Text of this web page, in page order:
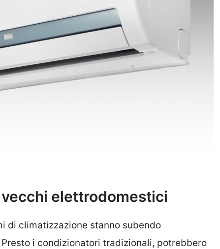
elettrodomestici
di climatizzazione stanno subendo
i condizionatori tradizionali, potrebbero